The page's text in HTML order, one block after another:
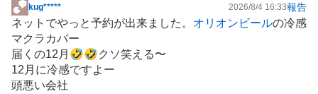
掲
示
板
記
事
kug***** 2026/8/4 16:33報告
ネットでやっと予約が出来ました。 オリオンビールの冷感
マクラカバー
届くの12月🤣🤣クソ笑える〜
12月に冷感ですよー
頭悪い会社